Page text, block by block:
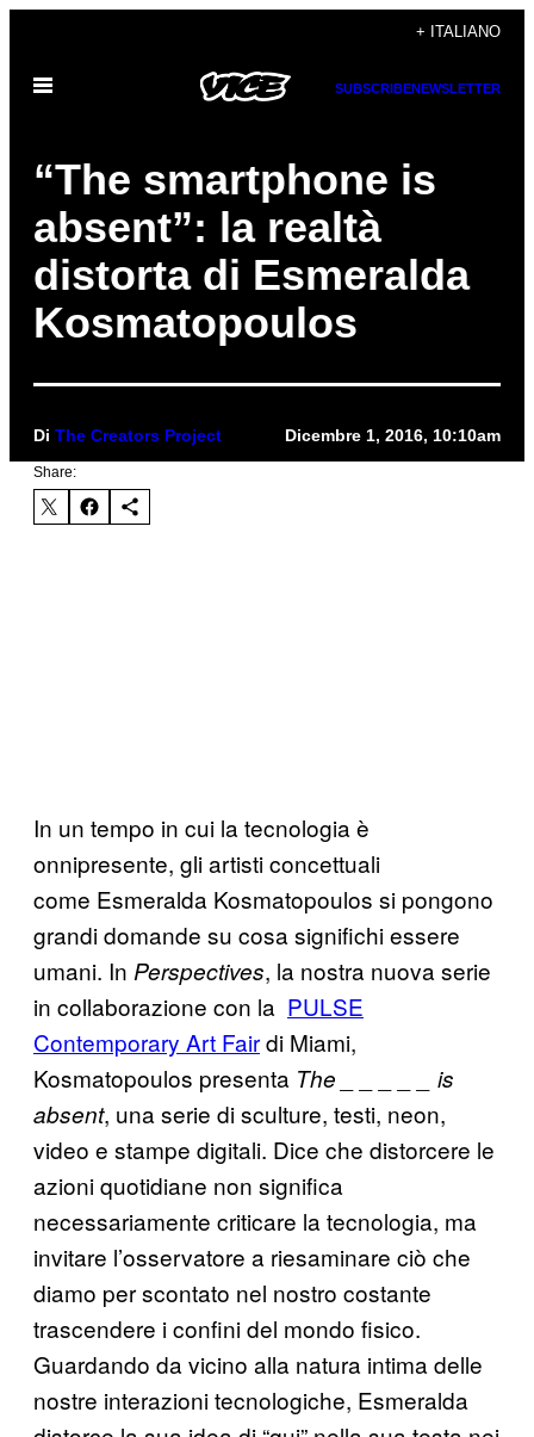
contenuto
+ ITALIANO
Apri
SUBSCRIBENEWSLETTER
“The smartphone is
absent”: la realtà
distorta di Esmeralda
Kosmatopoulos
Di The Creators Project Dicembre 1, 2016, 10:10am
Share:
In un tempo in cui la tecnologia è
onnipresente, gli artisti concettuali
come Esmeralda Kosmatopoulos si pongono
grandi domande su cosa significhi essere
umani. In Perspectives, la nostra nuova serie
in collaborazione con la PULSE
Contemporary Art Fairdi Miami,
Kosmatopoulos presenta The _ _ _ _ _ is
absent, una serie di sculture, testi, neon,
video e stampe digitali. Dice che distorcere le
azioni quotidiane non significa
necessariamente criticare la tecnologia, ma
invitare l’osservatore a riesaminare ciò che
diamo per scontato nel nostro costante
trascendere i confini del mondo fisico.
Guardando da vicino alla natura intima delle
nostre interazioni tecnologiche, Esmeralda